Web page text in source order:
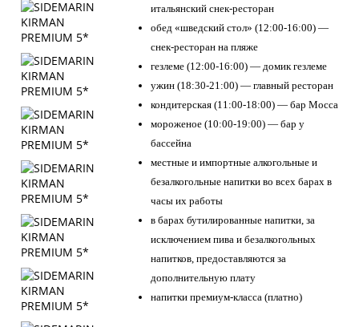
итальянский снек-ресторан
обед «шведский стол» (12:00-16:00) —
снек-ресторан на пляже
гезлеме (12:00-16:00) — домик гезлеме
ужин (18:30-21:00) — главный ресторан
кондитерская (11:00-18:00) — бар Mocca
мороженое (10:00-19:00) — бар у
бассейна
местные и импортные алкогольные и
безалкогольные напитки во всех барах в
часы их работы
в барах бутилированные напитки, за
исключением пива и безалкогольных
напитков, предоставляются за
дополнительную плату
напитки премиум-класса (платно)